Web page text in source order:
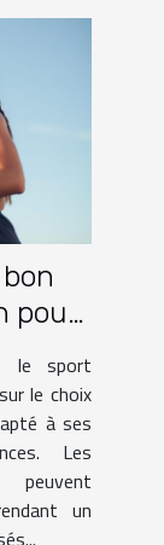
pour
?
le sport
le choix
à ses
Les
peuvent
un